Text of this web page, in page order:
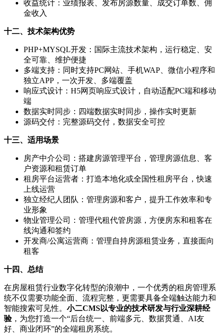
收益统计：业绩报表、发布房源数量、成交订单数、佣
金收入
十二、技术架构优势
PHP+MYSQL开发：国际主流技术架构，运行稳定、安
全可靠、维护便捷
多端支持：同时支持PC网站、手机WAP、微信小程序和
独立APP，一次开发、多端覆盖
响应式设计：H5网页响应式设计，自动适配PC端和移动
端
数据实时同步：四端数据实时同步，操作实时更新
源码交付：完整源码交付，数据安全可控
十三、适用场景
房产中介公司：搭建房源管理平台，管理房源信息、客
户资源和租赁订单
租房平台运营者：打造本地化或全国性租房平台，快速
上线运营
独立经纪人团队：管理房源和客户，提升工作效率和专
业形象
物业管理公司：管理代租代管房源，方便房东和租客在
线沟通和签约
开发商/公寓运营商：管理自持房源租赁业务，直接面向
租客
十四、总结
在房屋租赁行业数字化转型的浪潮中，一个优秀的租房管理系
统不仅需要功能全面、流程完整，更需要具备全端触达能力和
智能搜索可见性。 小二CMS以专业的技术研发与行业深耕经
验，为您打造一个“后台统一、前端多元、数据贯通、AI友
好、商业闭环”的全端租房系统。